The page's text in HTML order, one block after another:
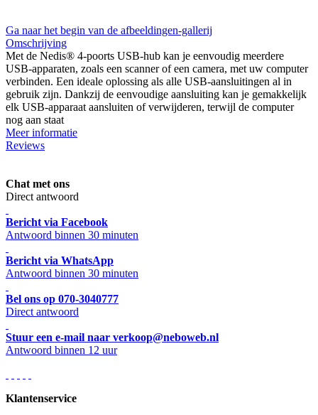
Ga naar het begin van de afbeeldingen-gallerij
Omschrijving
Met de Nedis® 4-poorts USB-hub kan je eenvoudig meerdere
USB-apparaten, zoals een scanner of een camera, met uw computer
verbinden. Een ideale oplossing als alle USB-aansluitingen al in
gebruik zijn. Dankzij de eenvoudige aansluiting kan je gemakkelijk
elk USB-apparaat aansluiten of verwijderen, terwijl de computer
nog aan staat
Meer informatie
Reviews
Chat met ons
Direct antwoord
Bericht via Facebook
Antwoord binnen 30 minuten
Bericht via WhatsApp
Antwoord binnen 30 minuten
Bel ons op 070-3040777
Direct antwoord
Stuur een e-mail naar verkoop@neboweb.nl
Antwoord binnen 12 uur
Klantenservice